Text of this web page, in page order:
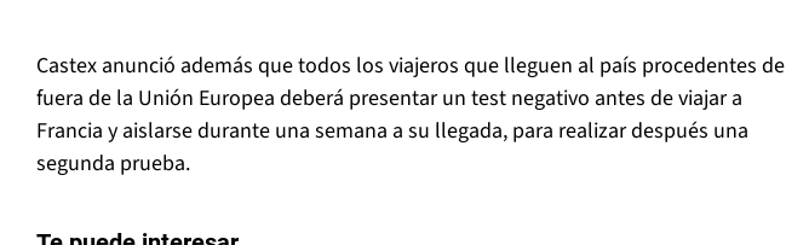
Castex anunció además que todos los viajeros que lleguen al país procedentes de
fuera de la Unión Europea deberá presentar un test negativo antes de viajar a
Francia y aislarse durante una semana a su llegada, para realizar después una
segunda prueba.